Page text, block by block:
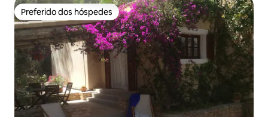
Preferido dos hóspedes
Preferido dos hóspedes